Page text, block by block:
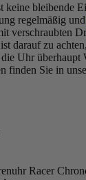
keine bleibende
regelmäßig und
verschraubten
darauf zu
Uhr überhaupt
finden Sie in
Racer